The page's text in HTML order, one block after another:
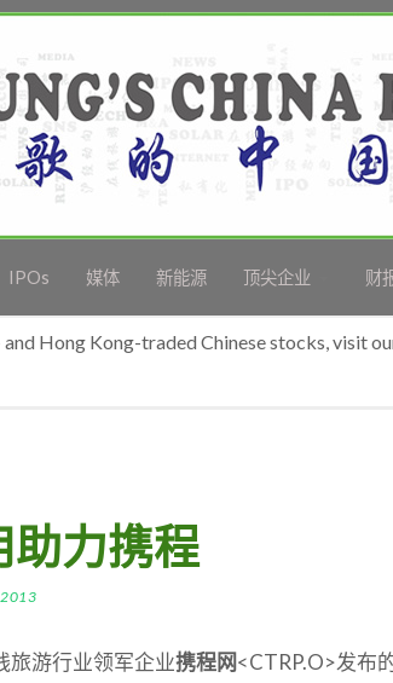
IPOs 媒体 新能源 顶尖企业 财
and Hong Kong-traded Chinese stocks, visit
助力携程
旅游行业领军企业携程网<CTRP.O>发布